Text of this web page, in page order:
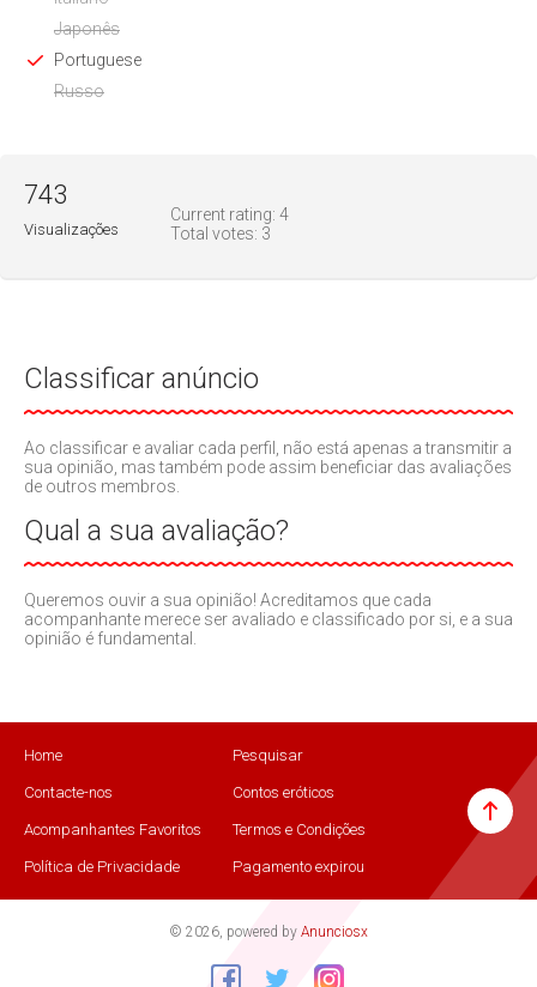
Japonês
Portuguese
Russo
Current rating: 4
Total votes: 3
743
Visualizações
Classificar anúncio
Ao classificar e avaliar cada perfil, não está apenas a transmitir a
sua opinião, mas também pode assim beneficiar das avaliações
de outros membros.
Qual a sua avaliação?
Queremos ouvir a sua opinião! Acreditamos que cada
acompanhante merece ser avaliado e classificado por si, e a sua
opinião é fundamental.
Home Pesquisar
Contacte-nos Contos eróticos
Acompanhantes Favoritos Termos e Condições
Política de Privacidade Pagamento expirou
© 2026, powered by Anunciosx